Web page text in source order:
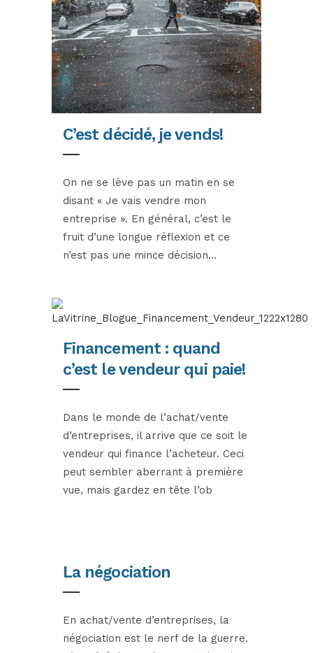
C’est décidé, je vends!
On ne se lève pas un matin en se
disant « Je vais vendre mon
entreprise ». En général, c’est le
fruit d’une longue réflexion et ce
n’est pas une mince décision...
Financement : quand
c’est le vendeur qui paie!
Dans le monde de l’achat/vente
d’entreprises, il arrive que ce soit le
vendeur qui finance l’acheteur. Ceci
peut sembler aberrant à première
vue, mais gardez en tête l’ob
La négociation
En achat/vente d’entreprises, la
négociation est le nerf de la guerre.